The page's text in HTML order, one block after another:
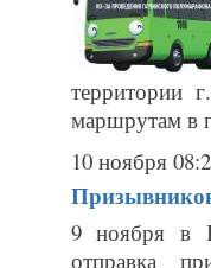
территории
маршрутам в
10 ноября
9 ноября в
отправка